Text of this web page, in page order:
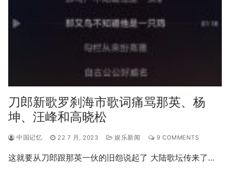
刀郎新歌罗刹海市歌词痛骂那英、杨
坤、汪峰和高晓松
中国记忆 22 7 月, 2023 娱乐新闻 9 COMMENTS
这就要从刀郎跟那英一伙的旧怨说起了 大陆歌坛传来了…